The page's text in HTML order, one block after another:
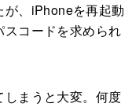
が、iPhoneを再起動
コードを求められ
まうと大変。何度